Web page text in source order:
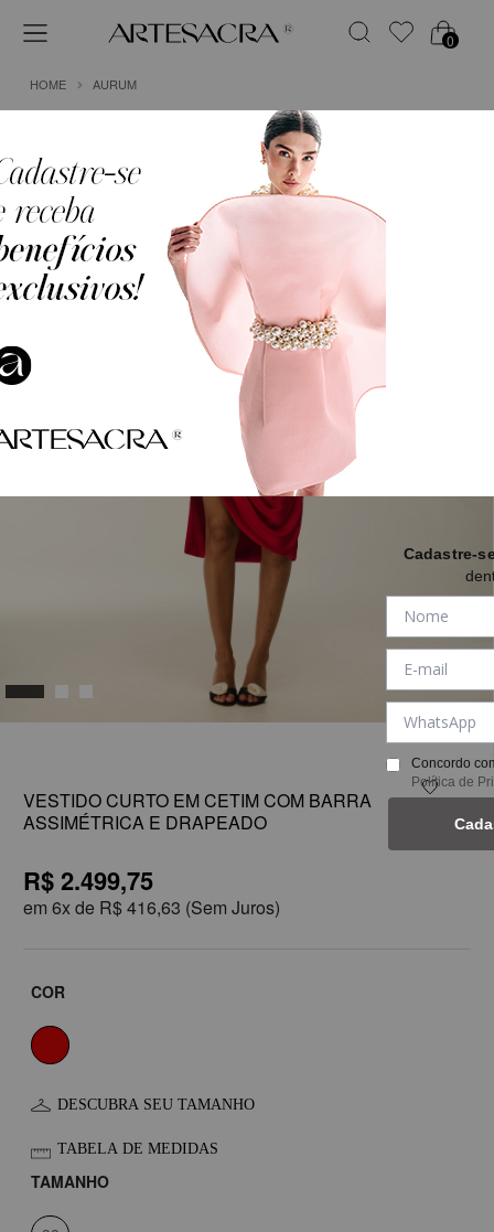
0
HOME AURUM
1
VESTIDO CURTO EM CETIM COM BARRA
ASSIMÉTRICA E DRAPEADO
R$ 2.499,75
em 6x de R$ 416,63 (Sem Juros)
COR
DESCUBRA SEU TAMANHO
TABELA DE MEDIDAS
TAMANHO
Cadastre-
Concordo
Política de